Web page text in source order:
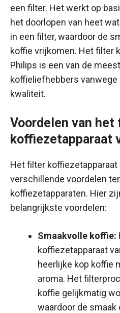
een filter. Het werkt op
het doorlopen van heet
in een filter, waardoor de
koffie vrijkomen. Het filter
Philips is een van de
koffieliefhebbers
kwaliteit.
Voordelen van
koffiezetapparaat
Het filter koffiezetapparaat
verschillende voordelen
koffiezetapparaten. Hier
belangrijkste voordelen:
Smaakvolle koffie:
koffiezetapparaat
heerlijke kop koffie
aroma. Het
koffie gelijkmatig
waardoor de smaak